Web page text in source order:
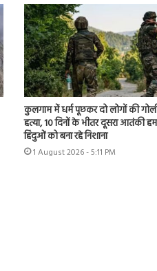
कुलगाम में धर्म पूछकर दो लोगों की
हत्या, 10 दिनों के भीतर दूसरा आतंकी
हिंदुओं को बना रहे निशाना
1 August 2026 - 5:11 PM